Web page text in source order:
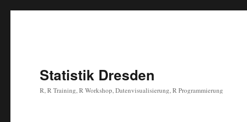
Statistik Dresden
R, R Training, R Workshop, Datenvisualisierung, R Programmierung